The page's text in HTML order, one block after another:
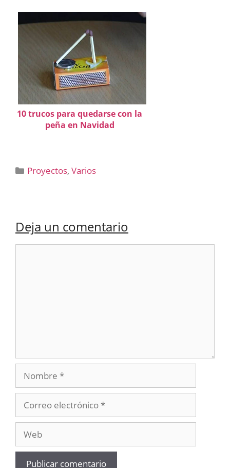
10 trucos para quedarse con la
peña en Navidad
Categorías
Proyectos,Varios
Deja un comentario
Nombre
electrónico